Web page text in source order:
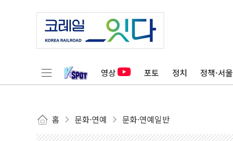
영상 포토 정치 정책·서울
홈 문화·연예 문화·연예일반